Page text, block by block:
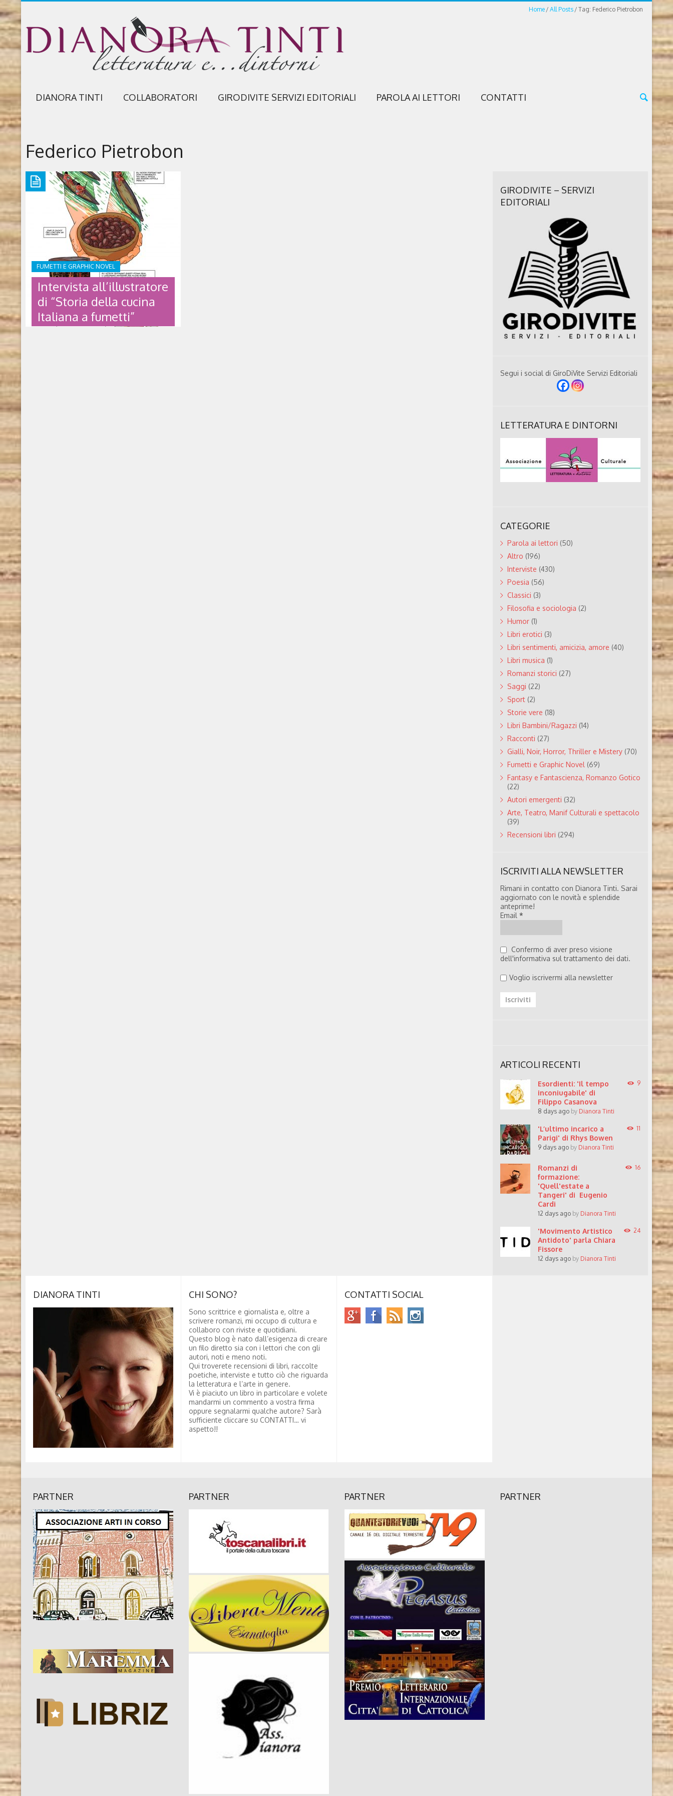
Home All Posts Tag: Federico Pietrobon
DIANORA TINTI COLLABORATORI GIRODIVITE SERVIZI EDITORIALI PAROLA AI LETTORI CONTATTI
Federico Pietrobon
FUMETTI E GRAPHIC NOVEL
Intervista all’illustratore
di “Storia della cucina
Italiana a fumetti”
GIRODIVITE – SERVIZI
EDITORIALI
Segui i social di GiroDiVite Servizi Editoriali
LETTERATURA E DINTORNI
CATEGORIE
Parola ai lettori (50)
Altro (196)
Interviste (430)
Poesia (56)
Classici (3)
Filosofia e sociologia (2)
Humor(1)
Libri erotici (3)
Libri sentimenti, amicizia, amore (40)
Libri musica (1)
Romanzi storici (27)
Saggi (22)
Sport(2)
Storie vere (18)
Libri Bambini/Ragazzi (14)
Racconti (27)
Gialli, Noir, Horror, Thriller e Mistery(70)
Fumetti e Graphic Novel (69)
Fantasy e Fantascienza, Romanzo Gotico
(22)
Autori emergenti (32)
Arte, Teatro, Manif Culturali e spettacolo
(39)
Recensioni libri (294)
ISCRIVITI ALLA NEWSLETTER
Rimani in contatto con Dianora Tinti. Sarai
aggiornato con le novità e splendide
anteprime!
Email *
Confermo di aver preso visione
dell'informativa sul trattamento dei dati.
Voglio iscrivermi alla newsletter
ARTICOLI RECENTI
Esordienti: 'Il tempo
inconiugabile' di
Filippo Casanova
8 days ago by Dianora Tinti
9
'L’ultimo incarico a
Parigi' di Rhys Bowen
9 days ago by Dianora Tinti
11
Romanzi di
formazione:
'Quell'estate a
Tangeri' di Eugenio
Cardi
12 days ago by Dianora Tinti
16
'Movimento Artistico
Antidoto' parla Chiara
Fissore
12 days ago by Dianora Tinti
24
DIANORA TINTI CHI SONO?
Sono scrittrice e giornalista e, oltre a
scrivere romanzi, mi occupo di cultura e
collaboro con riviste e quotidiani.
Questo blog è nato dall’esigenza di creare
un filo diretto sia con i lettori che con gli
autori, noti e meno noti.
Qui troverete recensioni di libri, raccolte
poetiche, interviste e tutto ciò che riguarda
la letteratura e l’arte in genere.
Vi è piaciuto un libro in particolare e volete
mandarmi un commento a vostra firma
oppure segnalarmi qualche autore? Sarà
sufficiente cliccare su CONTATTI… vi
aspetto!!
CONTATTI SOCIAL
PARTNER PARTNER PARTNER PARTNER